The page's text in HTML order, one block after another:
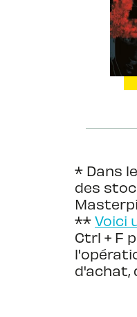
* Dans
des
** Voici
Ctrl + F
d'achat,